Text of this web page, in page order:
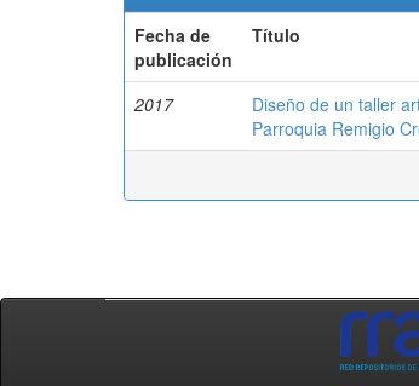
Fecha de
publicación
Título
2017
Diseño de un taller
Parroquia Remigio